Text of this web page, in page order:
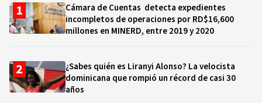
Cámara de Cuentas detecta expedientes
incompletos de operaciones por RD$16,600
millones en MINERD, entre 2019 y 2020
¿Sabes quién es Liranyi Alonso? La velocista
dominicana que rompió un récord de casi 30
años